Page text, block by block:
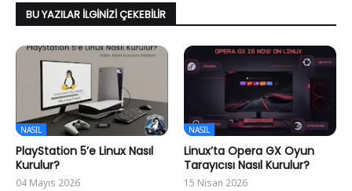
BU YAZILAR İLGINIZI ÇEKEBILIR
NASIL
PlayStation 5’e Linux Nasıl
Kurulur?
04 Mayıs 2026
NASIL
Linux’ta Opera GX Oyun
Tarayıcısı Nasıl Kurulur?
15 Nisan 2026